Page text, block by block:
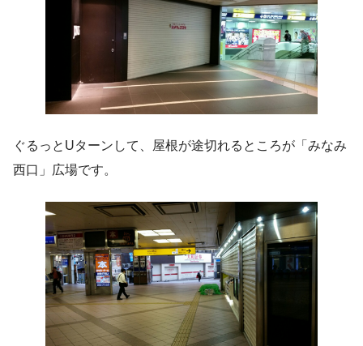
ぐるっとUターンして、屋根が途切れるところが「みなみ
西口」広場です。